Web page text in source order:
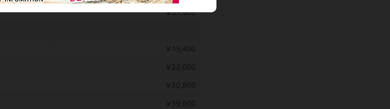
￥31,900
￥15,400
￥22,000
￥30,800
￥39,600